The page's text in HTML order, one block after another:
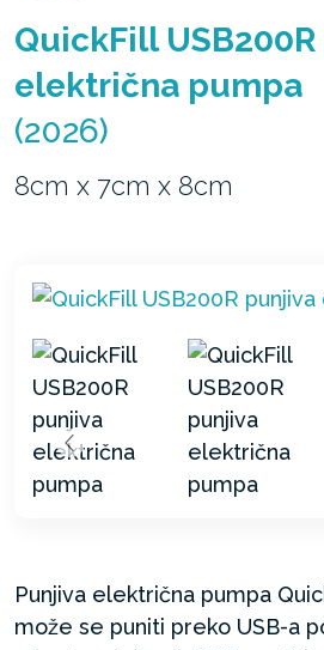
QuickFill
električna pumpa
(2026)
8cm x 7cm x 8cm
Punjiva električna pumpa
može se puniti preko USB-a